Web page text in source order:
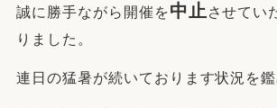
誠に勝手ながら開催を中止 させてい
りました。
連日の猛暑が続いております状況を鑑